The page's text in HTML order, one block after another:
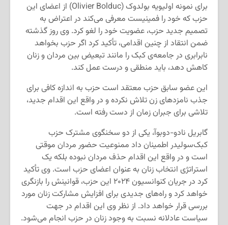
برای نمونه اولیویه بولدوک (Olivier Bolduc) از اعضای این
حزب که خود را فمینیست معرفی می‌کند در اعتراض به
تصمیم جدید حزب، عضویت خود را لغو کرد. وی روز گذشته
ضمن انتقاد از چنین اقدامی، تأکید کرد اگر حزب بخواهد
نابرابری در جامعه‌ی کبک را مانند تبعیض بین مردان و زنان
کاهش دهد، باید منطقی و درست عمل کند.
این عضو سابق حزب معتقد است حزب به اندازه کافی برای
جذب نامزدهای زن تلاش نکرده و در واقع این اقدام جدید،
تلاشی برای جبران زمان از دست رفته است.
گابریل نادو-دوبوآ، یکی از دو سخنگوی مشترک حزب
کبک‌سولیدر اطمینان داد ممنوعیت حضور مردان موقتی
است و در واقع این اقدام حذف مردان نبوده بلکه یک
استراتژی انتخاب زنان به عنوان اعضای حزب است. وی تأکید
کرد در جریان کنوانسیون ۲۰۲۴ این حزب، قوانینش را بازنگری
خواهد کرد و راه‌های جدیدی برای افزایش مشارکت زنان مورد
بررسی قرار خواهد داد. از نظر وی این اقدام در جهت
سیاست عادلانه نسبت به وجود زنان در حزب انجام می‌شود.